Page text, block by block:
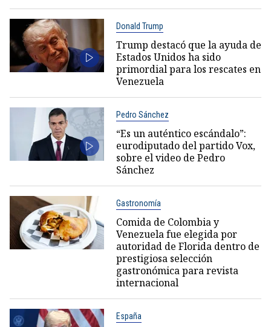
Donald Trump
Trump destacó que la ayuda de
Estados Unidos ha sido
primordial para los rescates en
Venezuela
Pedro Sánchez
“Es un auténtico escándalo”:
eurodiputado del partido Vox,
sobre el video de Pedro
Sánchez
Gastronomía
Comida de Colombia y
Venezuela fue elegida por
autoridad de Florida dentro de
prestigiosa selección
gastronómica para revista
internacional
España